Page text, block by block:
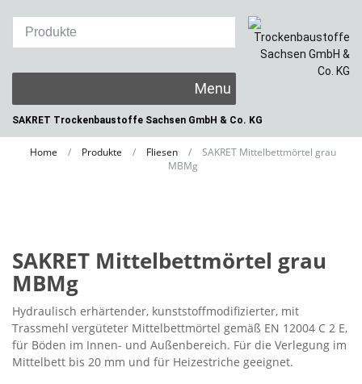
SAKRET Trockenbaustoffe Sachsen GmbH & Co. KG
content
Home / Produkte / Fliesen /
SAKRET Mittelbettmörtel grau
MBMg
SAKRET Mittelbettmörtel grau
MBMg
Hydraulisch erhärtender, kunststoffmodifizierter, mit
Trassmehl vergüteter Mittelbettmörtel gemäß EN 12004 C 2 E,
für Böden im Innen- und Außenbereich. Für die Verlegung im
Mittelbett bis 20 mm und für Heizestriche geeignet.